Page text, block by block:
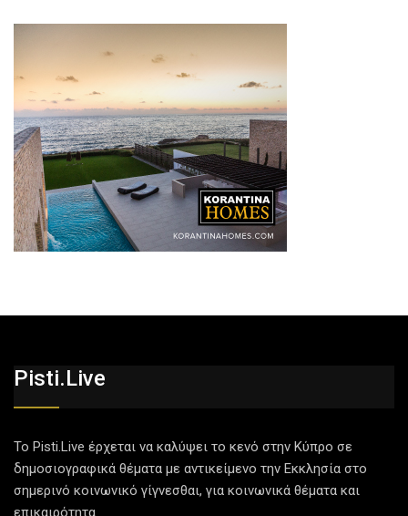
Pisti.live
Το Pisti.Live έρχεται να καλύψει το κενό στην Κύπρο σε
δημοσιογραφικά θέματα με αντικείμενο την Εκκλησία στο
σημερινό κοινωνικό γίγνεσθαι, για κοινωνικά θέματα και